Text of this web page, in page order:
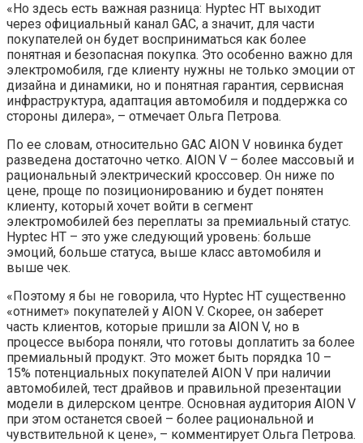
«Но здесь есть важная разница: Hyptec HT выходит
через официальный канал GAC, а значит, для части
покупателей он будет восприниматься как более
понятная и безопасная покупка. Это особенно важно для
электромобиля, где клиенту нужны не только эмоции от
дизайна и динамики, но и понятная гарантия, сервисная
инфраструктура, адаптация автомобиля и поддержка со
стороны дилера», – отмечает Ольга Петрова.
По ее словам, относительно GAC AION V новинка будет
разведена достаточно четко. AION V – более массовый и
рациональный электрический кроссовер. Он ниже по
цене, проще по позиционированию и будет понятен
клиенту, который хочет войти в сегмент
электромобилей без переплаты за премиальный статус.
Hyptec HT – это уже следующий уровень: больше
эмоций, больше статуса, выше класс автомобиля и
выше чек.
«Поэтому я бы не говорила, что Hyptec HT существенно
«отнимет» покупателей у AION V. Скорее, он заберет
часть клиентов, которые пришли за AION V, но в
процессе выбора поняли, что готовы доплатить за более
премиальный продукт. Это может быть порядка 10 –
15% потенциальных покупателей AION V при наличии
автомобилей, тест драйвов и правильной презентации
модели в дилерском центре. Основная аудитория AION V
при этом останется своей – более рациональной и
чувствительной к цене», – комментирует Ольга Петрова.